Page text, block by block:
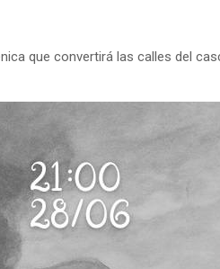
que convertirá las calles del